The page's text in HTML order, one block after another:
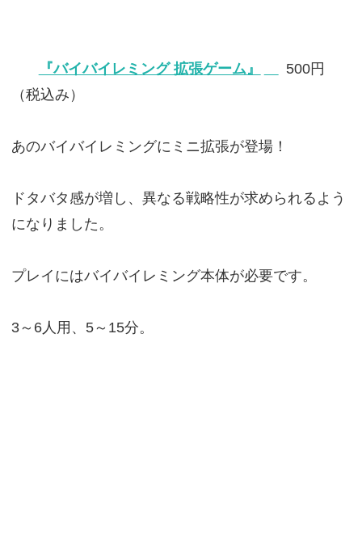
『バイバイレミング 拡張ゲーム』
500円
（税込み）
あのバイバイレミングにミニ拡張が登場！
ドタバタ感が増し、異なる戦略性が求められるよう
になりました。
プレイにはバイバイレミング本体が必要です。
3～6人用、5～15分。